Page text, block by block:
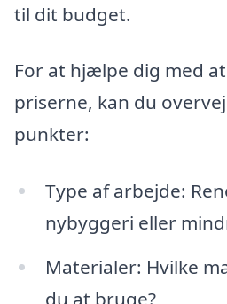
til dit budget.
For at hjælpe dig med
priserne, kan du
punkter:
Type af arbejde:
nybyggeri eller
Materialer: Hvilke
du at bruge?